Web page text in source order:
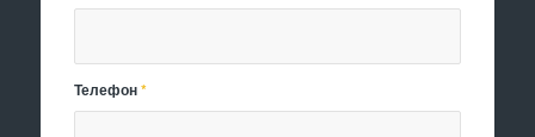
Телефон*